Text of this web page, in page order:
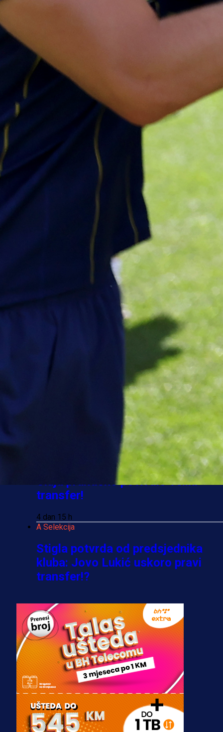
#Petar Sučić #BiH
Najnovije
A Selekcija
Sve je gotovo: Edin Džeko donio
odluku, evo gdje nastavlja
1 sedmica 6 dan
Ovo niko nije očekivao: Nikola
Vasilj iznenadio izborom novog
Jovo Lukić ima novi klub: Trener
Cluja praktično potvrdio veliki
transfer!
4 dan 15 h
A Selekcija
Stigla potvrda od predsjednika
kluba: Jovo Lukić uskoro pravi
transfer!?
A Selekcija
Zmajevi dobili veliko pojačanje:
Fudbaler Olympiacosa želi obući
dres BiH!
3 sedmica 4 dan
Premijer liga BiH
Misimović priveden: SIPA ga tereti
za pranje novca, pretresaju